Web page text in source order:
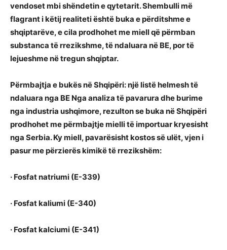
vendoset mbi shëndetin e qytetarit. Shembulli më
flagrant i këtij realiteti është buka e përditshme e
shqiptarëve, e cila prodhohet me miell që përmban
substanca të rrezikshme, të ndaluara në BE, por të
lejueshme në tregun shqiptar.
Përmbajtja e bukës në Shqipëri: një listë helmesh të
ndaluara nga BE Nga analiza të pavarura dhe burime
nga industria ushqimore, rezulton se buka në Shqipëri
prodhohet me përmbajtje mielli të importuar kryesisht
nga Serbia. Ky miell, pavarësisht kostos së ulët, vjen i
pasur me përzierës kimikë të rrezikshëm:
· Fosfat natriumi (E-339)
· Fosfat kaliumi (E-340)
· Fosfat kalciumi (E-341)